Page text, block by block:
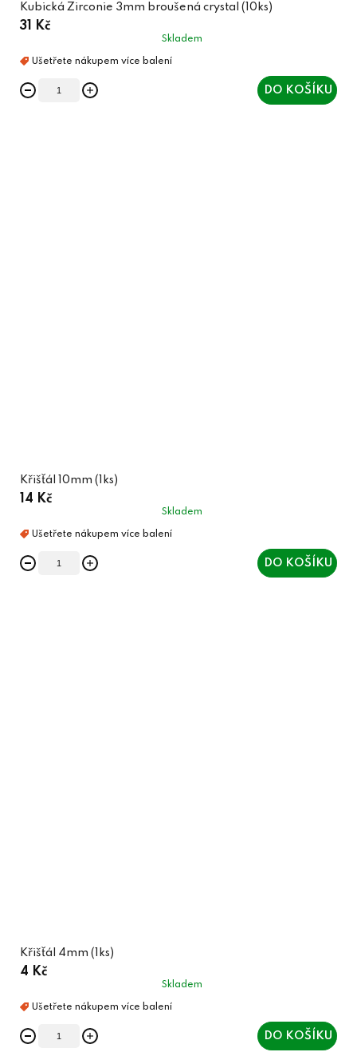
Kubická Zirconie 3mm broušená crystal (10ks)
31 Kč
Skladem
DO KOŠÍKU
Křišťál 10mm (1ks)
14 Kč
Skladem
DO KOŠÍKU
Křišťál 4mm (1ks)
4 Kč
Skladem
DO KOŠÍKU